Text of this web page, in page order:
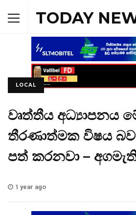
TODAY
LOCAL
වෘත්තීය අධ්‍යාපනය
තීරණාත්මක විෂය
පත් කරනවා –
1 year ago